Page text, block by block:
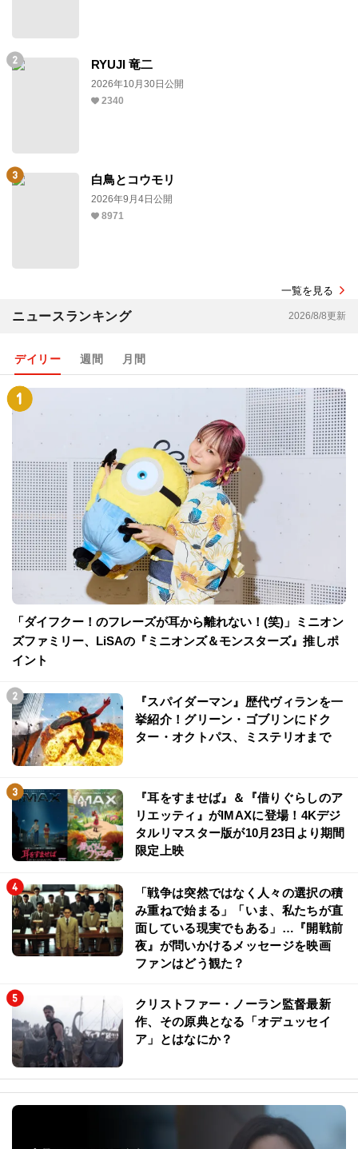
RYUJI 竜二
2026年10月30日公開
2340
白鳥とコウモリ
2026年9月4日公開
8971
一覧を見る
ニュースランキング 2026/8/8更新
デイリー 週間 月間
「ダイフクー！のフレーズが耳から離れない！(笑)」ミニオン
ズファミリー、LiSAの『ミニオンズ＆モンスターズ』推しポ
イント
『スパイダーマン』歴代ヴィランを一
挙紹介！グリーン・ゴブリンにドク
ター・オクトパス、ミステリオまで
『耳をすませば』＆『借りぐらしのア
リエッティ』がIMAXに登場！4Kデジ
タルリマスター版が10月23日より期間
限定上映
「戦争は突然ではなく人々の選択の積
み重ねで始まる」「いま、私たちが直
面している現実でもある」…『開戦前
夜』が問いかけるメッセージを映画
ファンはどう観た？
クリストファー・ノーラン監督最新
作、その原典となる「オデュッセイ
ア」とはなにか？